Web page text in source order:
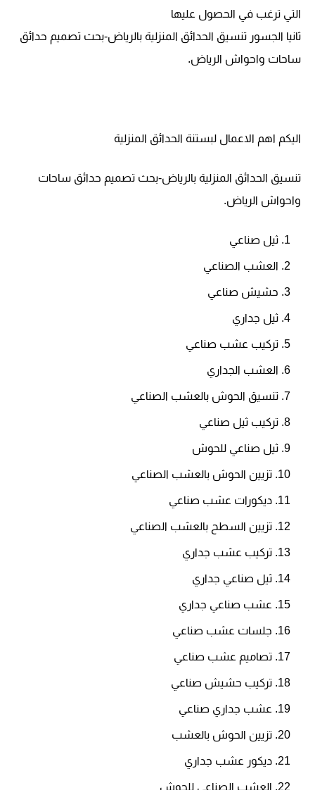
التي ترغب في الحصول عليها
ثانيا الجسور تنسيق الحدائق المنزلية بالرياض-بحث تصميم حدائق
ساحات واحواش الرياض.
اليكم اهم الاعمال لبستنة الحدائق المنزلية
تنسيق الحدائق المنزلية بالرياض-بحث تصميم حدائق ساحات
واحواش الرياض.
ثيل صناعي
العشب الصناعي
حشيش صناعي
ثيل جداري
تركيب عشب صناعي
العشب الجداري
تنسيق الحوش بالعشب الصناعي
تركيب ثيل صناعي
ثيل صناعي للحوش
تزيين الحوش بالعشب الصناعي
ديكورات عشب صناعي
تزيين السطح بالعشب الصناعي
تركيب عشب جداري
ثيل صناعي جداري
عشب صناعي جداري
جلسات عشب صناعي
تصاميم عشب صناعي
تركيب حشيش صناعي
عشب جداري صناعي
تزيين الحوش بالعشب
ديكور عشب جداري
العشب الصناعي للحوش